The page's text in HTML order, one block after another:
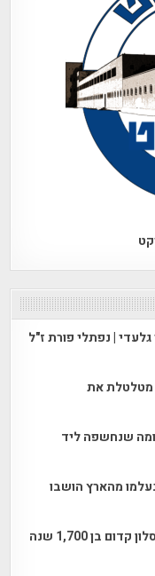
| נפתלי פורת ז"ל
מטלטלת את
שנחשפה ליד
מהארץ הושבו
בן 1,700 שנה